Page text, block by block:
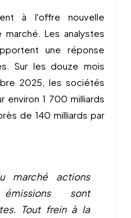
à l'offre nouvelle
Les analystes
une réponse
Sur les douze mois
2025, les sociétés
environ 1 700 milliards
de 140 milliards par
marché actions
sont
Tout frein à la